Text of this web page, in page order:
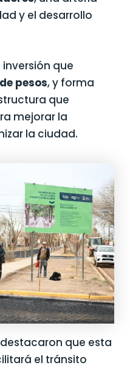
y el desarrollo
que
pesos, y forma
que
mejorar la
la ciudad.
que esta
el tránsito